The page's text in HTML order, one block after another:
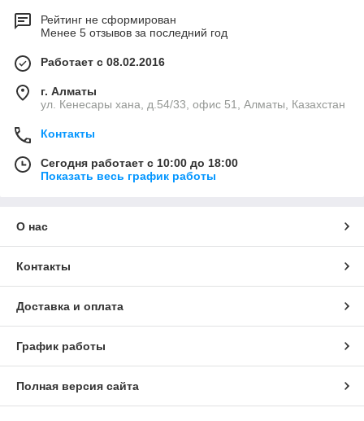
Рейтинг не сформирован
Менее 5 отзывов за последний год
Работает с 08.02.2016
г. Алматы
ул. Кенесары хана, д.54/33, офис 51, Алматы, Казахстан
Контакты
Сегодня работает с 10:00 до 18:00
Показать весь график работы
О нас
Контакты
Доставка и оплата
График работы
Полная версия сайта